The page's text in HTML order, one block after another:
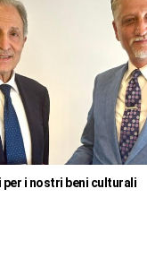
per i nostri beni culturali